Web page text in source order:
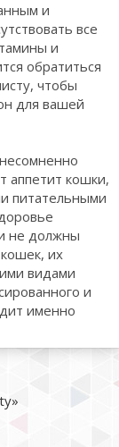
и
все
и
обратиться
чтобы
для вашей
аппетит кошки,
питательными
не должны
их
видами
и
именно